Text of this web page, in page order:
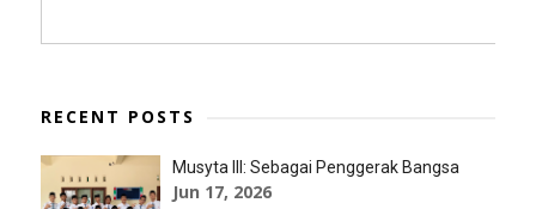
RECENT POSTS
Musyta III: Sebagai Penggerak Bangsa
Jun 17, 2026